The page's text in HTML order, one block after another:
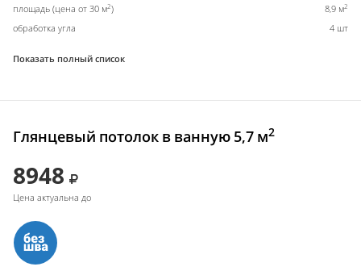
площадь (цена от 30 м2) 8,9 м2
обработка угла 4 шт
Показать полный список
Глянцевый потолок в ванную 5,7 м2
8948
Цена актуальна до